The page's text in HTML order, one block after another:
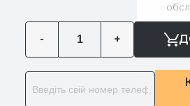
- +